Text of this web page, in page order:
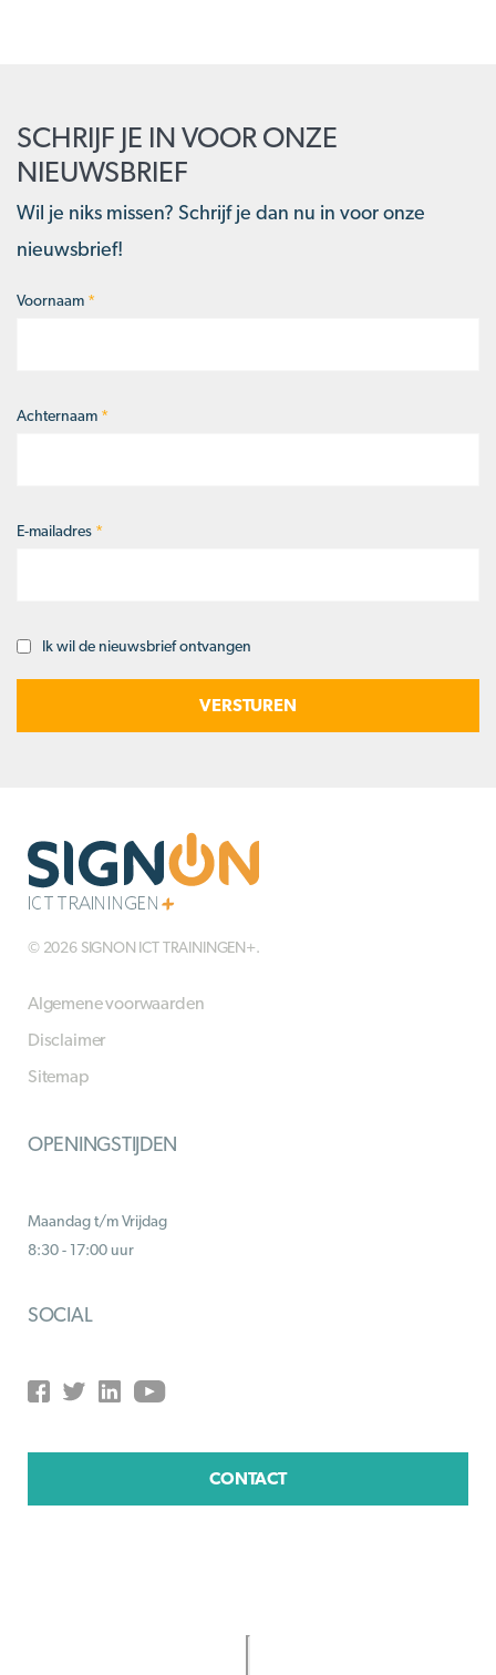
SCHRIJF JE IN VOOR ONZE
NIEUWSBRIEF
Wil je niks missen? Schrijf je dan nu in voor onze
nieuwsbrief!
Naam*
Voornaam *
Achternaam *
E-mailadres *
Opt-Ik wil de nieuwsbrief ontvangen
© 2026 SIGNON ICT TRAININGEN+.
Algemene voorwaarden
Disclaimer
Sitemap
OPENINGSTIJDEN
Maandag t/m Vrijdag
8:30 - 17:00 uur
SOCIAL
CONTACT